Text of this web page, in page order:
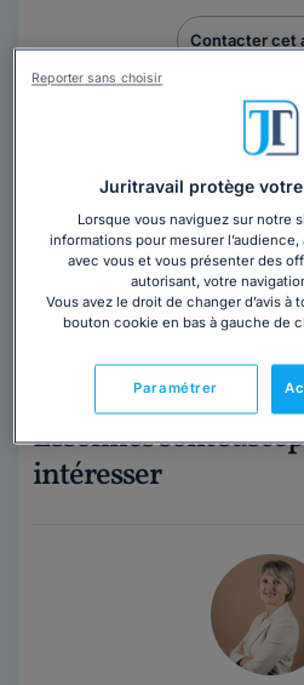
Contacter cet
Vous souhaitez
cabinet à
Obtenez 3 devis
sous 48
Trouver un
21 avocats aux
Essonnes sont
intéresser
Juritravail protège
Lorsque vous naviguez sur notre
informations pour mesurer
avec vous et vous présenter des
autorisant, votre
Vous avez le droit de changer d’avis
bouton cookie en bas à gauche de
Paramétrer
Reporter sans choisir